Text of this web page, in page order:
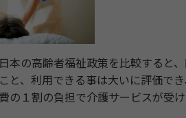
本の高齢者福祉政策を比較すると
と、利用できる事は大いに評価で
の１割の負担で介護サービスが受け